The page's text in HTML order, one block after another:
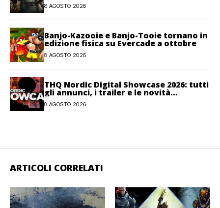
8 AGOSTO 2026
Banjo-Kazooie e Banjo-Tooie tornano in
edizione fisica su Evercade a ottobre
8 AGOSTO 2026
THQ Nordic Digital Showcase 2026: tutti
gli annunci, i trailer e le novità
dell’evento
8 AGOSTO 2026
ARTICOLI CORRELATI